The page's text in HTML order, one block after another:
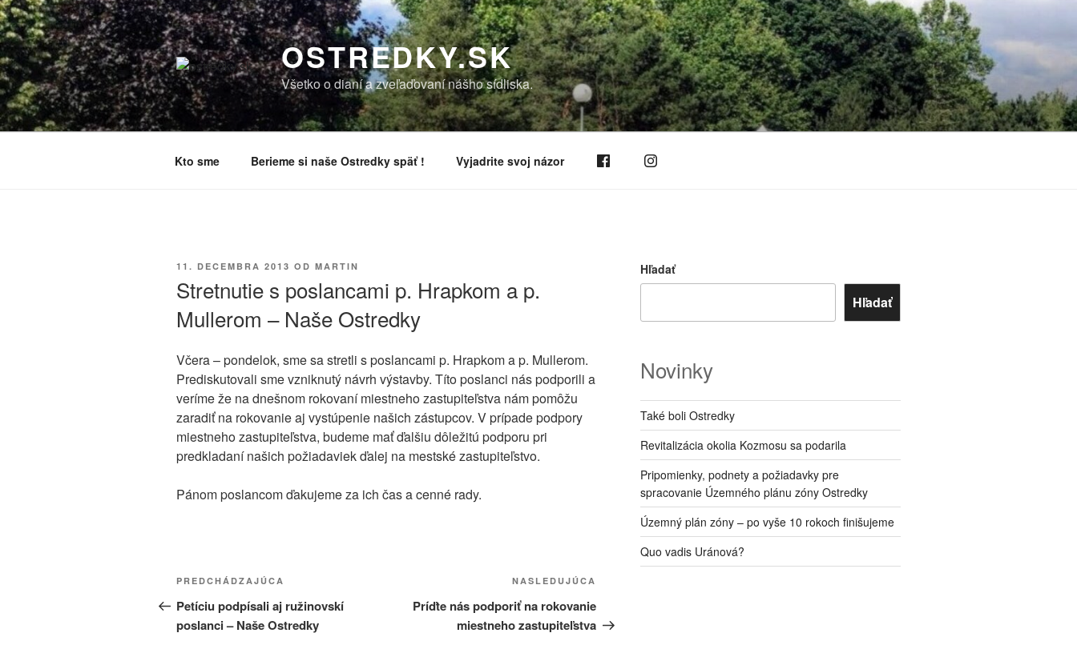
Prejsť
na
obsah
OSTREDKY.SK
Všetko o dianí a zveľaďovaní nášho sídliska.
Kto sme Berieme si naše Ostredky späť ! Vyjadrite svoj názor
PUBLIKOVANÉ
11. DECEMBRA 2013 OD MARTIN
Stretnutie s poslancami p. Hrapkom a p.
Mullerom – Naše Ostredky
Včera – pondelok, sme sa stretli s poslancami p. Hrapkom a p. Mullerom.
Prediskutovali sme vzniknutý návrh výstavby. Títo poslanci nás podporili a
veríme že na dnešnom rokovaní miestneho zastupiteľstva nám pomôžu
zaradiť na rokovanie aj vystúpenie našich zástupcov. V prípade podpory
miestneho zastupiteľstva, budeme mať ďalšiu dôležitú podporu pri
predkladaní našich požiadaviek ďalej na mestské zastupiteľstvo.
Pánom poslancom ďakujeme za ich čas a cenné rady.
Navigácia
v
článku
Predchádzajúci
článok
PREDCHÁDZAJÚCA
Petíciu podpísali aj ružinovskí
poslanci – Naše Ostredky
článok
NASLEDUJÚCA
Príďte nás podporiť na rokovanie
miestneho zastupiteľstva
Hľadať
Hľadať
Novinky
Také boli Ostredky
Revitalizácia okolia Kozmosu sa podarila
Pripomienky, podnety a požiadavky pre
spracovanie Územného plánu zóny Ostredky
Územný plán zóny – po vyše 10 rokoch finišujeme
Quo vadis Uránová?